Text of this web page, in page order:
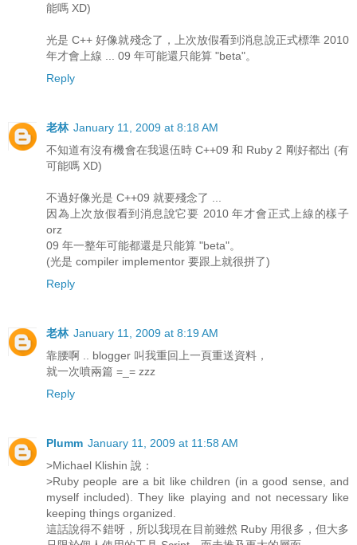
能嗎 XD)
光是 C++ 好像就殘念了，上次放假看到消息說正式標準 2010
年才會上線 ... 09 年可能還只能算 "beta"。
Reply
老林 January 11, 2009 at 8:18 AM
不知道有沒有機會在我退伍時 C++09 和 Ruby 2 剛好都出 (有
可能嗎 XD)
不過好像光是 C++09 就要殘念了 ...
因為上次放假看到消息說它要 2010 年才會正式上線的樣子
orz
09 年一整年可能都還是只能算 "beta"。
(光是 compiler implementor 要跟上就很拼了)
Reply
老林 January 11, 2009 at 8:19 AM
靠腰啊 .. blogger 叫我重回上一頁重送資料，
就一次噴兩篇 =_= zzz
Reply
Plumm January 11, 2009 at 11:58 AM
>Michael Klishin 說：
>Ruby people are a bit like children (in a good sense, and
myself included). They like playing and not necessary like
keeping things organized.
這話說得不錯呀，所以我現在目前雖然 Ruby 用很多，但大多